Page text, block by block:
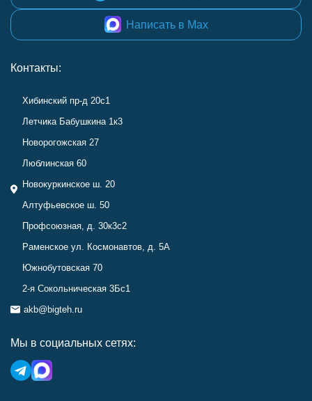
Написать в Max
Контакты:
Хибинский пр-д 20с1
Летчика Бабушкина 1к3
Новорогожская 27
Люблинская 60
Новокуркинское ш. 20
Алтуфьевское ш. 50
Профсоюзная, д. 30к3с2
Раменское ул. Космонавтов, д. 5А
Южнобутовская 70
2-я Сокольническая 3Бс1
akb@bigteh.ru
Мы в социальных сетях: